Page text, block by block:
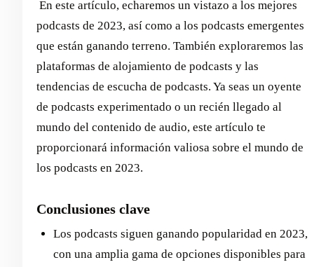
‍ En este artículo, echaremos un vistazo a los mejores
podcasts de 2023, así como a los podcasts emergentes
que están ganando terreno. También exploraremos las
plataformas de alojamiento de podcasts y las
tendencias de escucha de podcasts. Ya seas un oyente
de podcasts experimentado o un recién llegado al
mundo del contenido de audio, este artículo te
proporcionará información valiosa sobre el mundo de
los podcasts en 2023.
Conclusiones clave
Los podcasts siguen ganando popularidad en 2023,
con una amplia gama de opciones disponibles para